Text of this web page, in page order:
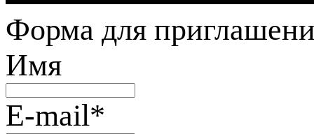
Форма для
Имя
E-mail*